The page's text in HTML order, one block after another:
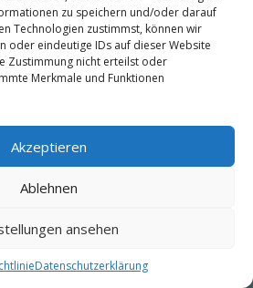
zu speichern und/oder darauf
Technologien zustimmst, können wir
oder eindeutige IDs auf dieser Website
Zustimmung nicht erteilst oder
Merkmale und Funktionen
Akzeptieren
Ablehnen
ansehen
Datenschutzerklärung
|Impressum
2010 - 2026 byCheasy